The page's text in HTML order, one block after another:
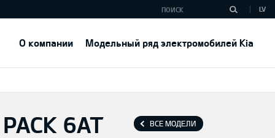
О компании Модельный ряд электромобилей Kia
LV
ВСЕ МОДЕЛИ
6AT